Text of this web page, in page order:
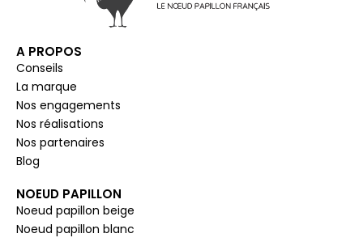
A PROPOS
Conseils
La marque
Nos engagements
Nos réalisations
Nos partenaires
Blog
NOEUD PAPILLON
Noeud papillon beige
Noeud papillon blanc